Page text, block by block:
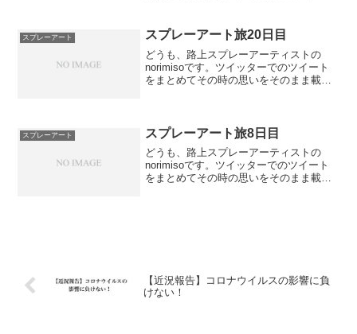
っかりとお支払いしておりましたw2018
年の7月...
スプレーアート スプレーアート旅20日目
どうも、路上スプレーアーティストの
norimisoです。ツイッターでのツイート
をまとめてその時の思いをそのまま載せ
スプレーアート スプレーアート旅8日目
どうも、路上スプレーアーティストの
norimisoです。ツイッターでのツイート
をまとめてその時の思いをそのまま載せ
【近況報告】コロナウイルスの影響に負
けない！